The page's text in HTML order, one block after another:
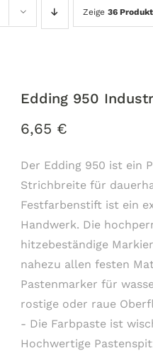
Zeige 36
Edding 950
6,65 €
Der Edding 950 ist ein
Strichbreite für
Festfarbenstift ist ein
Handwerk. Die
hitzebeständige
nahezu allen festen
Pastenmarker für
rostige oder raue
- Die Farbpaste ist
Hochwertige